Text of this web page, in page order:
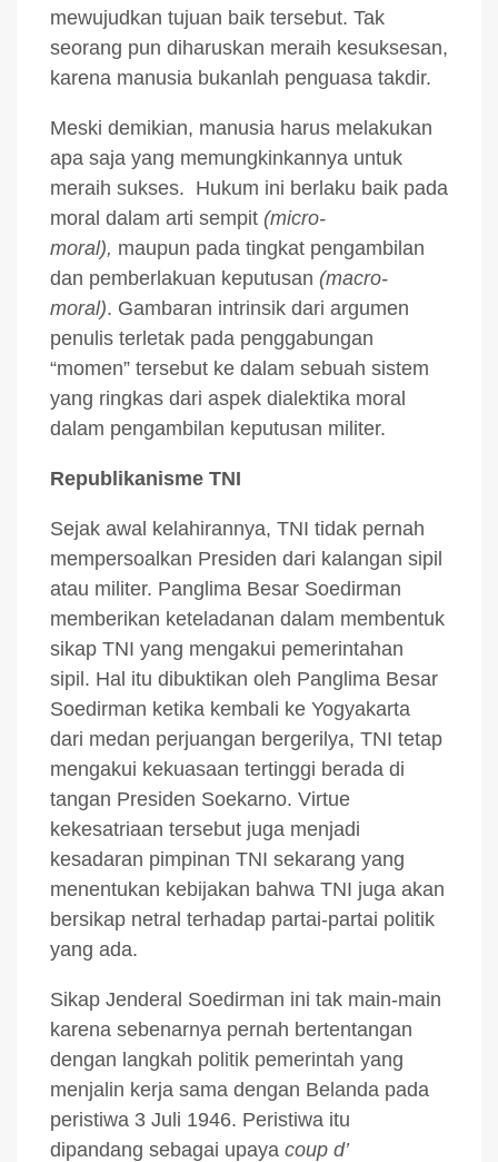
mewujudkan tujuan baik tersebut. Tak
seorang pun diharuskan meraih kesuksesan,
karena manusia bukanlah penguasa takdir.
Meski demikian, manusia harus melakukan
apa saja yang memungkinkannya untuk
meraih sukses. Hukum ini berlaku baik pada
moral dalam arti sempit (micro-
moral), maupun pada tingkat pengambilan
dan pemberlakuan keputusan (macro-
moral). Gambaran intrinsik dari argumen
penulis terletak pada penggabungan
“momen” tersebut ke dalam sebuah sistem
yang ringkas dari aspek dialektika moral
dalam pengambilan keputusan militer.
Republikanisme TNI
Sejak awal kelahirannya, TNI tidak pernah
mempersoalkan Presiden dari kalangan sipil
atau militer. Panglima Besar Soedirman
memberikan keteladanan dalam membentuk
sikap TNI yang mengakui pemerintahan
sipil. Hal itu dibuktikan oleh Panglima Besar
Soedirman ketika kembali ke Yogyakarta
dari medan perjuangan bergerilya, TNI tetap
mengakui kekuasaan tertinggi berada di
tangan Presiden Soekarno. Virtue
kekesatriaan tersebut juga menjadi
kesadaran pimpinan TNI sekarang yang
menentukan kebijakan bahwa TNI juga akan
bersikap netral terhadap partai-partai politik
yang ada.
Sikap Jenderal Soedirman ini tak main-main
karena sebenarnya pernah bertentangan
dengan langkah politik pemerintah yang
menjalin kerja sama dengan Belanda pada
peristiwa 3 Juli 1946. Peristiwa itu
dipandang sebagai upaya coup d’